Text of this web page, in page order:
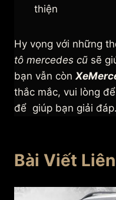
thiện
Hy vọng với những
tô mercedes cũ sẽ
bạn vẫn còn
thắc mắc, vui lòng
để giúp bạn giải đáp.
Bài Viết